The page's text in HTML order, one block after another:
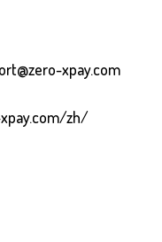
xpay.com
zh/